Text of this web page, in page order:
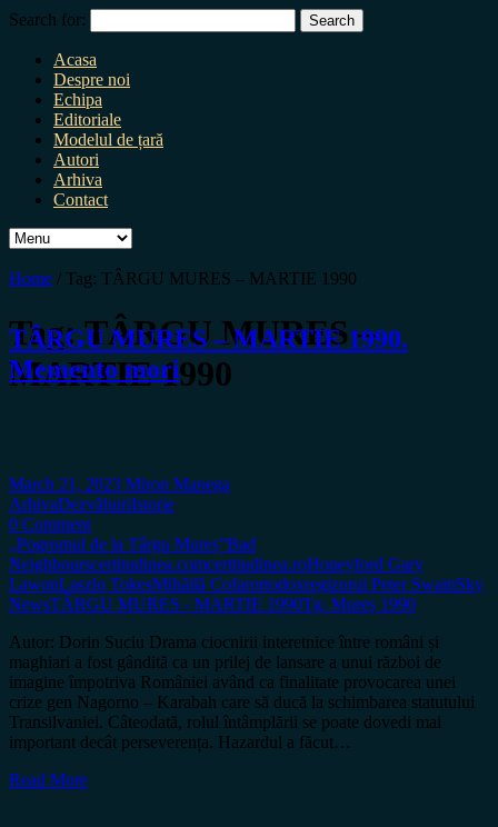
Search for:
Acasa
Despre noi
Echipa
Editoriale
Modelul de țară
Autori
Arhiva
Contact
Home / Tag: TÂRGU MURES – MARTIE 1990
Tag:TÂRGU MURES –
MARTIE 1990
TÂRGU MURES – MARTIE 1990.
Memento mori
March 21, 2023 Miron Manega
ArhivaDezvăluiriIstorie
0 Comment
„Pogromul de la Târgu Mureș”Bad
Neighbourscertitudinea.comcertitudinea.roHoneyford Gary
LawonLaszlo TokesMihăilă Cofarortodoxregizorul Peter SwainSky
NewsTÂRGU MURES - MARTIE 1990Tg. Mureș 1990
Autor: Dorin Suciu Drama ciocnirii interetnice între români și
maghiari a fost gândită ca un prilej de lansare a unui război de
imagine împotriva României având ca finalitate provocarea unei
crize gen Nagorno – Karabah care să ducă la schimbarea statutului
Transilvaniei. Câteodată, rolul întâmplării se poate dovedi mai
important decât perseverența. Hazardul a făcut…
Read More